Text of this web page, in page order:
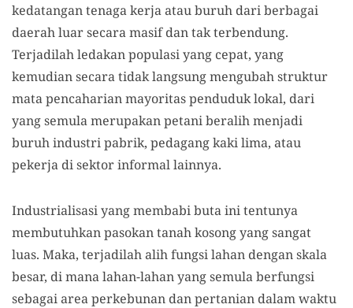
kedatangan tenaga kerja atau buruh dari berbagai
daerah luar secara masif dan tak terbendung.
Terjadilah ledakan populasi yang cepat, yang
kemudian secara tidak langsung mengubah struktur
mata pencaharian mayoritas penduduk lokal, dari
yang semula merupakan petani beralih menjadi
buruh industri pabrik, pedagang kaki lima, atau
pekerja di sektor informal lainnya.
Industrialisasi yang membabi buta ini tentunya
membutuhkan pasokan tanah kosong yang sangat
luas. Maka, terjadilah alih fungsi lahan dengan skala
besar, di mana lahan-lahan yang semula berfungsi
sebagai area perkebunan dan pertanian dalam waktu